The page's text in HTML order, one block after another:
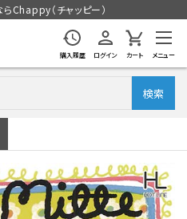
Chappy（チャッピー）
購入履歴 ログイン カート メニュー
検索
会員登録
チェック